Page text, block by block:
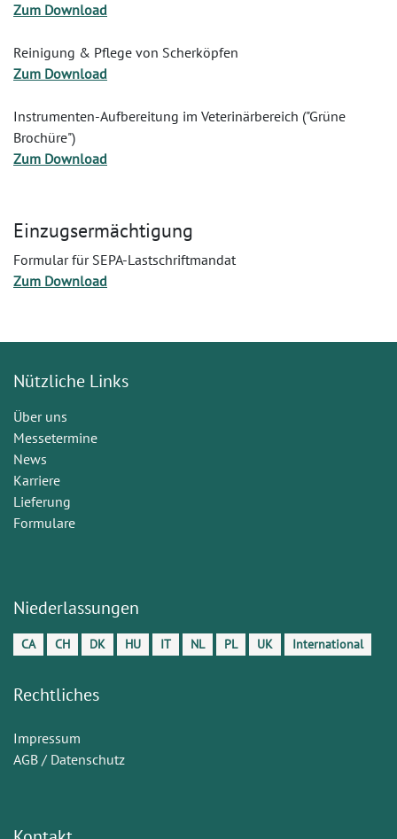
Zum Download
Reinigung & Pflege von Scherköpfen
Zum Download
Instrumenten-Aufbereitung im Veterinärbereich ("Grüne
Brochüre")
Zum Download
Einzugsermächtigung
Formular für SEPA-Lastschriftmandat
Zum Download
Nützliche Links
Über uns
Messetermine
News
Karriere
Lieferung
Formulare
Niederlassungen
CA CH DK HU IT NL PL UK International
Rechtliches
Impressum
AGB / Datenschutz